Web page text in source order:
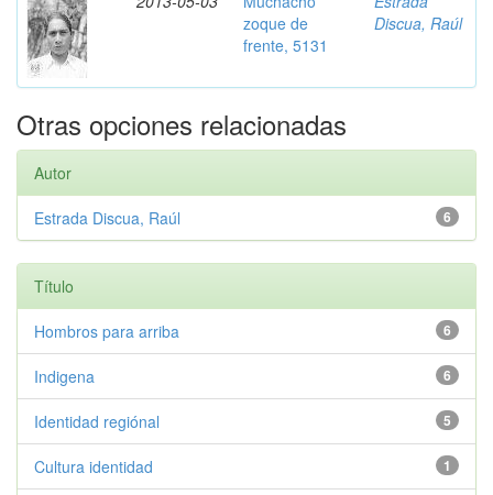
zoque de
frente, 5131
Discua, Raúl
Otras opciones relacionadas
Autor
6
Estrada Discua, Raúl
Título
6
Hombros para arriba
6
Indigena
5
Identidad regiónal
1
Cultura identidad